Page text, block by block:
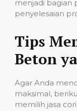
menjadi
penyelesaian
Tips
Beton
Agar Anda
maksimal,
memilih jasa